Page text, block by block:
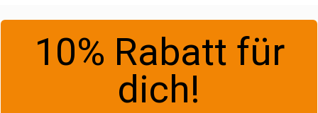
10% Rabatt für
dich!